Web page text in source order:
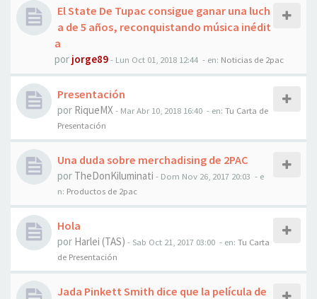
El State De Tupac consigue ganar una luch
a de 5 años, reconquistando música inédit
a
por jorge89- Lun Oct 01, 2018 12:44 - en: Noticias de 2pac
Presentación
por RiqueMX- Mar Abr 10, 2018 16:40 - en: Tu Carta de
Presentación
Una duda sobre merchadising de 2PAC
por TheDonKiluminati - Dom Nov 26, 2017 20:03 - e
n: Productos de 2pac
Hola
por Harlei (TAS) - Sab Oct 21, 2017 03:00 - en: Tu Carta
de Presentación
Jada Pinkett Smith dice que la película de